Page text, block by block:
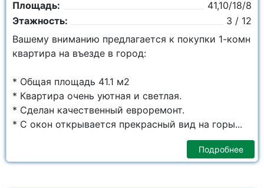
Площадь:
41,10/18/8
Этажность:
3 / 12
Вашему вниманию предлагается к покупки 1-комн
квартира на въезде в город:
* Общая площадь 41.1 м2
* Квартира очень уютная и светлая.
* Сделан качественный евроремонт.
* С окон открывается прекрасный вид на горы...
Подробнее